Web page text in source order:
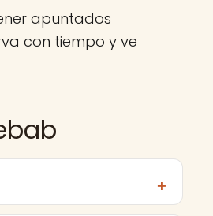
apuntados
con tiempo y ve